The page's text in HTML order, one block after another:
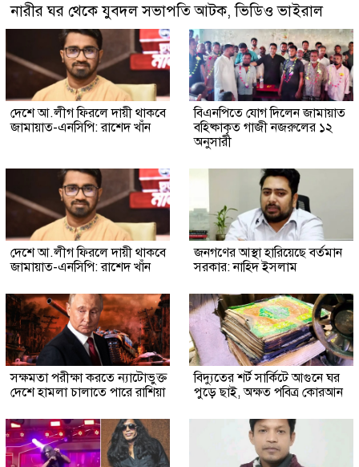
নারীর ঘর থেকে যুবদল সভাপতি আটক, ভিডিও ভাইরাল
দেশে আ.লীগ ফিরলে দায়ী থাকবে
জামায়াত-এনসিপি: রাশেদ খাঁন
বিএনপিতে যোগ দিলেন জামায়াত
বহিষ্কাকৃত গাজী নজরুলের ১২
অনুসারী
দেশে আ.লীগ ফিরলে দায়ী থাকবে
জামায়াত-এনসিপি: রাশেদ খাঁন
জনগণের আস্থা হারিয়েছে বর্তমান
সরকার: নাহিদ ইসলাম
সক্ষমতা পরীক্ষা করতে ন্যাটোভুক্ত
দেশে হামলা চালাতে পারে রাশিয়া
বিদ্যুতের শর্ট সার্কিটে আগুনে ঘর
পুড়ে ছাই, অক্ষত পবিত্র কোরআন